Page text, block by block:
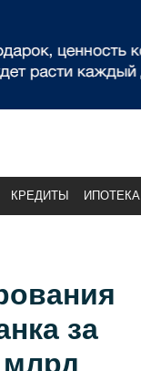
КРЕДИТЫ ИПОТЕКА
за
млрд